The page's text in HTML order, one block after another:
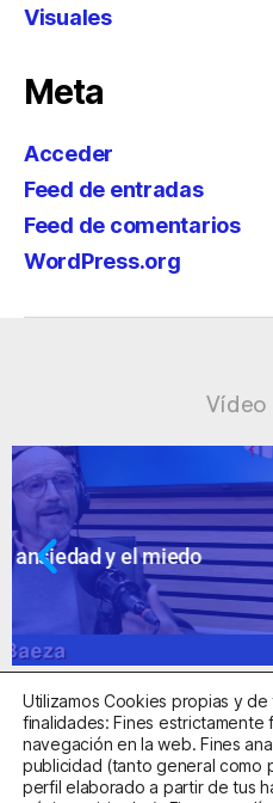
Visuales
Meta
Acceder
Feed de entradas
Feed de comentarios
WordPress.org
Vídeo
Ansiedad:
Centro Sanitario
Utilizamos Cookies propias y
finalidades: Fines estrictamente
navegación en la web. Fines
publicidad (tanto general como
perfil elaborado a partir de tus